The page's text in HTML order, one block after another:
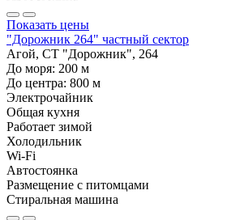
Показать цены
"Дорожник 264" частный сектор
Агой, СТ "Дорожник", 264
До моря: 200 м
До центра: 800 м
Электрочайник
Общая кухня
Работает зимой
Холодильник
Wi-Fi
Автостоянка
Размещение с питомцами
Стиральная машина